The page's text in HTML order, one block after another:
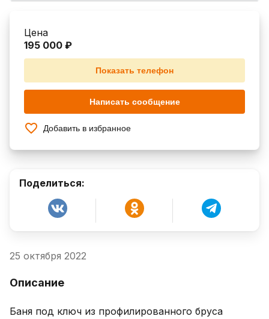
Цена
195 000 ₽
Показать телефон
Написать сообщение
Добавить в избранное
Поделиться:
25 октября 2022
Описание
Баня под ключ из профилированного бруса